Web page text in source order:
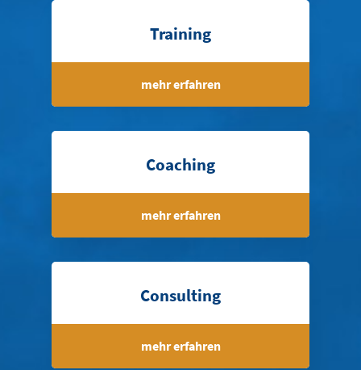
Training
mehr erfahren
Coaching
mehr erfahren
Consulting
mehr erfahren